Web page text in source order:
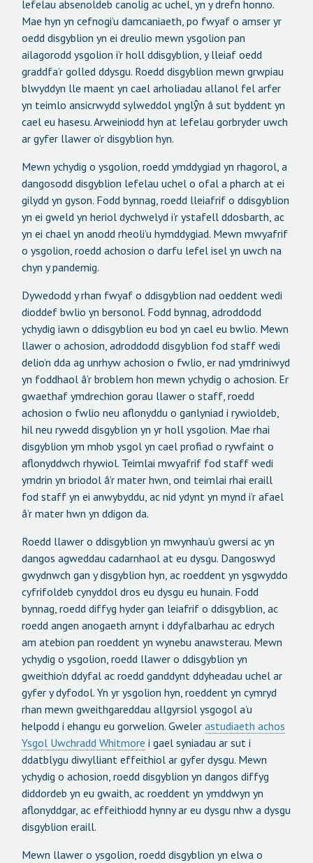
lefelau absenoldeb canolig ac uchel, yn y drefn honno.
Mae hyn yn cefnogi’u damcaniaeth, po fwyaf o amser yr
oedd disgyblion yn ei dreulio mewn ysgolion pan
ailagorodd ysgolion i’r holl ddisgyblion, y lleiaf oedd
graddfa’r golled ddysgu. Roedd disgyblion mewn grwpiau
blwyddyn lle maent yn cael arholiadau allanol fel arfer
yn teimlo ansicrwydd sylweddol ynglŷn â sut byddent yn
cael eu hasesu. Arweiniodd hyn at lefelau gorbryder uwch
ar gyfer llawer o’r disgyblion hyn.
Mewn ychydig o ysgolion, roedd ymddygiad yn rhagorol, a
dangosodd disgyblion lefelau uchel o ofal a pharch at ei
gilydd yn gyson. Fodd bynnag, roedd lleiafrif o ddisgyblion
yn ei gweld yn heriol dychwelyd i’r ystafell ddosbarth, ac
yn ei chael yn anodd rheoli’u hymddygiad. Mewn mwyafrif
o ysgolion, roedd achosion o darfu lefel isel yn uwch na
chyn y pandemig.
Dywedodd y rhan fwyaf o ddisgyblion nad oeddent wedi
dioddef bwlio yn bersonol. Fodd bynnag, adroddodd
ychydig iawn o ddisgyblion eu bod yn cael eu bwlio. Mewn
llawer o achosion, adroddodd disgyblion fod staff wedi
delio’n dda ag unrhyw achosion o fwlio, er nad ymdriniwyd
yn foddhaol â’r broblem hon mewn ychydig o achosion. Er
gwaethaf ymdrechion gorau llawer o staff, roedd
achosion o fwlio neu aflonyddu o ganlyniad i rywioldeb,
hil neu rywedd disgyblion yn yr holl ysgolion. Mae rhai
disgyblion ym mhob ysgol yn cael profiad o rywfaint o
aflonyddwch rhywiol. Teimlai mwyafrif fod staff wedi
ymdrin yn briodol â’r mater hwn, ond teimlai rhai eraill
fod staff yn ei anwybyddu, ac nid ydynt yn mynd i’r afael
â’r mater hwn yn ddigon da.
Roedd llawer o ddisgyblion yn mwynhau’u gwersi ac yn
dangos agweddau cadarnhaol at eu dysgu. Dangoswyd
gwydnwch gan y disgyblion hyn, ac roeddent yn ysgwyddo
cyfrifoldeb cynyddol dros eu dysgu eu hunain. Fodd
bynnag, roedd diffyg hyder gan leiafrif o ddisgyblion, ac
roedd angen anogaeth arnynt i ddyfalbarhau ac edrych
am atebion pan roeddent yn wynebu anawsterau. Mewn
ychydig o ysgolion, roedd llawer o ddisgyblion yn
gweithio’n ddyfal ac roedd ganddynt ddyheadau uchel ar
gyfer y dyfodol. Yn yr ysgolion hyn, roeddent yn cymryd
rhan mewn gweithgareddau allgyrsiol ysgogol a’u
helpodd i ehangu eu gorwelion. Gweler astudiaeth achos
Ysgol Uwchradd Whitmore i gael syniadau ar sut i
ddatblygu diwylliant effeithiol ar gyfer dysgu. Mewn
ychydig o achosion, roedd disgyblion yn dangos diffyg
diddordeb yn eu gwaith, ac roeddent yn ymddwyn yn
aflonyddgar, ac effeithiodd hynny ar eu dysgu nhw a dysgu
disgyblion eraill.
Mewn llawer o ysgolion, roedd disgyblion yn elwa o